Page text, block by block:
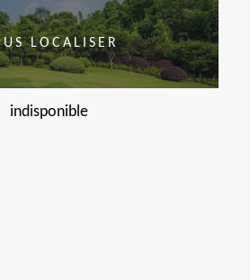
LOCALISER
indisponible